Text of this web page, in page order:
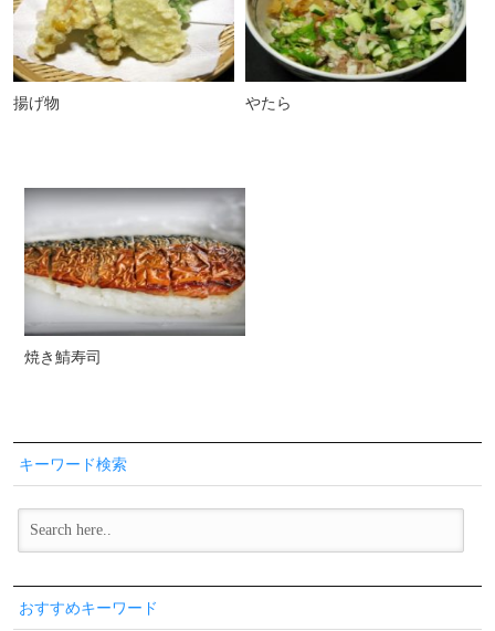
揚げ物 やたら
焼き鯖寿司
キーワード検索
おすすめキーワード